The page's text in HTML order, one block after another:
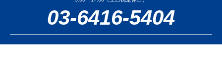
03-6416-5404